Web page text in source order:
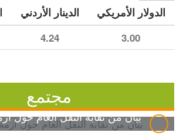
الدولار الأمريكي الدينار الأردني
3.00
4.24
مجتمع
بيان من نقابة النقل العام حول